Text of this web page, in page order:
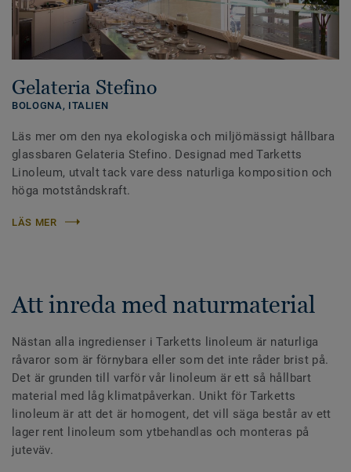
Gelateria Stefino
BOLOGNA, ITALIEN
Läs mer om den nya ekologiska och miljömässigt hållbara
glassbaren Gelateria Stefino. Designad med Tarketts
Linoleum, utvalt tack vare dess naturliga komposition och
höga motståndskraft.
LÄS MER
Att inreda med naturmaterial
Nästan alla ingredienser i Tarketts linoleum är naturliga
råvaror som är förnybara eller som det inte råder brist på.
Det är grunden till varför vår linoleum är ett så hållbart
material med låg klimatpåverkan. Unikt för Tarketts
linoleum är att det är homogent, det vill säga består av ett
lager rent linoleum som ytbehandlas och monteras på
juteväv.